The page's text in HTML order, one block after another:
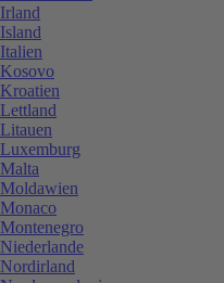
Irland
Island
Italien
Kosovo
Kroatien
Lettland
Litauen
Luxemburg
Malta
Moldawien
Monaco
Montenegro
Niederlande
Nordirland